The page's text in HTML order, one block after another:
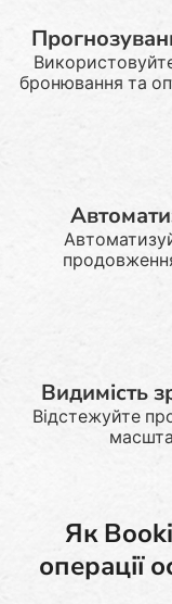
бронювання та
Видимість
Відстежуйте
Як
операції